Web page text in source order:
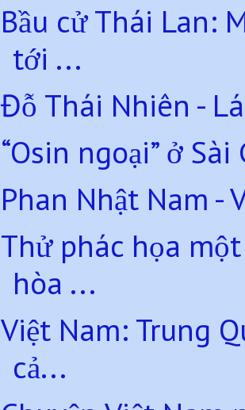
Bầu cử Thái Lan:
tới ...
Đỗ Thái Nhiên -
“Osin ngoại” ở Sài
Phan Nhật Nam -
Thử phác họa
hòa ...
Việt Nam: Trung
cả...